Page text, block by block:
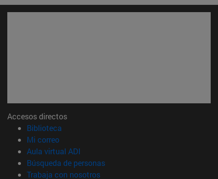
Accesos directos
Biblioteca
Mi correo(abre en nueva ventana)
Aula virtual ADI
Búsqueda de personas(abre en nueva ventana)
Trabaja con nosotros(abre en nueva ventana)